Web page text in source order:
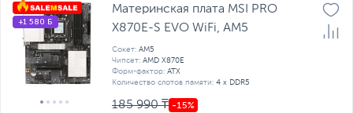
+1 580 Б
Материнская плата MSI PRO
X870E-S EVO WiFi, AM5
Сокет: AM5
Чипсет: AMD X870E
Форм-фактор: ATX
Количество слотов памяти: 4 x DDR5
185 990 ₸